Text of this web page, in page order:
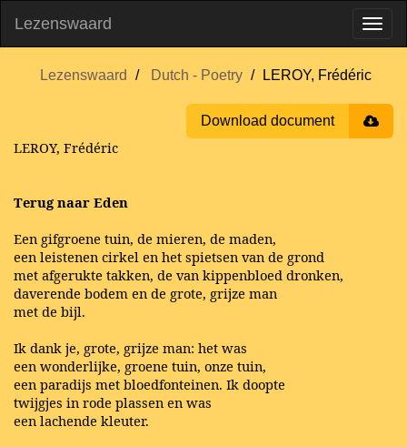
Lezenswaard
Lezenswaard Dutch - Poetry LEROY, Frédéric
Download document
LEROY, Frédéric
Terug naar Eden
Een gifgroene tuin, de mieren, de maden,
een leistenen cirkel en het spietsen van de grond
met afgerukte takken, de van kippenbloed dronken,
daverende bodem en de grote, grijze man
met de bijl.
Ik dank je, grote, grijze man: het was
een wonderlijke, groene tuin, onze tuin,
een paradijs met bloedfonteinen. Ik doopte
twijgjes in rode plassen en was
een lachende kleuter.